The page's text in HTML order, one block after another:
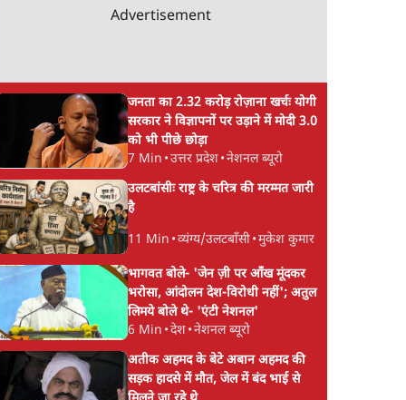
Advertisement
जनता का 2.32 करोड़ रोज़ाना खर्चः योगी
सरकार ने विज्ञापनों पर उड़ाने में मोदी 3.0
को भी पीछे छोड़ा
7 Min •उत्तर प्रदेश•नेशनल ब्यूरो
उलटबांसीः राष्ट्र के चरित्र की मरम्मत जारी
है
11 Min •व्यंग्य/उलटबाँसी•मुकेश कुमार
भागवत बोले- 'जेन ज़ी पर आँख मूंदकर
भरोसा, आंदोलन देश-विरोधी नहीं'; अतुल
लिमये बोले थे- 'एंटी नेशनल'
6 Min •देश•नेशनल ब्यूरो
अतीक अहमद के बेटे अबान अहमद की
सड़क हादसे में मौत, जेल में बंद भाई से